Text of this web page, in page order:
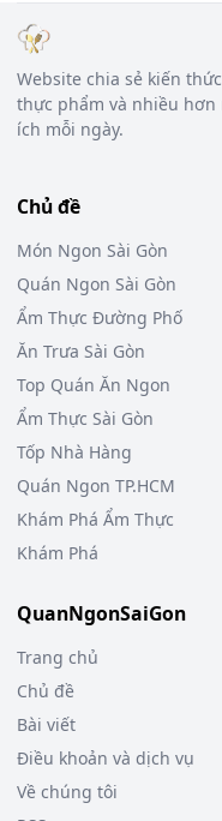
Website chia sẻ kiến
thực phẩm và nhiều
ích mỗi ngày.
Chủ đề
Món Ngon Sài Gòn
Quán Ngon Sài Gòn
Ẩm Thực Đường Phố
Ăn Trưa Sài Gòn
Top Quán Ăn Ngon
Ẩm Thực Sài Gòn
Tốp Nhà Hàng
Quán Ngon TP.HCM
Khám Phá Ẩm Thực
Khám Phá
QuanNgonSaiGon
Trang chủ
Chủ đề
Bài viết
Điều khoản và dịch vụ
Về chúng tôi